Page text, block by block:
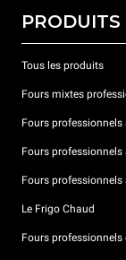
PRODUITS
Tous les produits
Fours mixtes
Fours professionnels
Fours
Fours professionnels
Le Frigo Chaud
Fours professionnels